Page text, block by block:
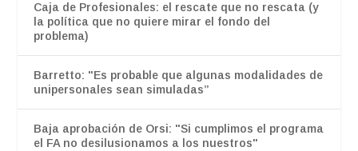
Caja de Profesionales: el rescate que no rescata (y
la política que no quiere mirar el fondo del
problema)
Barretto: "Es probable que algunas modalidades de
unipersonales sean simuladas”
Baja aprobación de Orsi: "Si cumplimos el programa
el FA no desilusionamos a los nuestros"